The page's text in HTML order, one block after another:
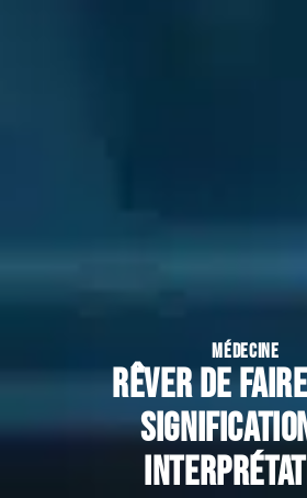
MÉDECINE
Rêver de